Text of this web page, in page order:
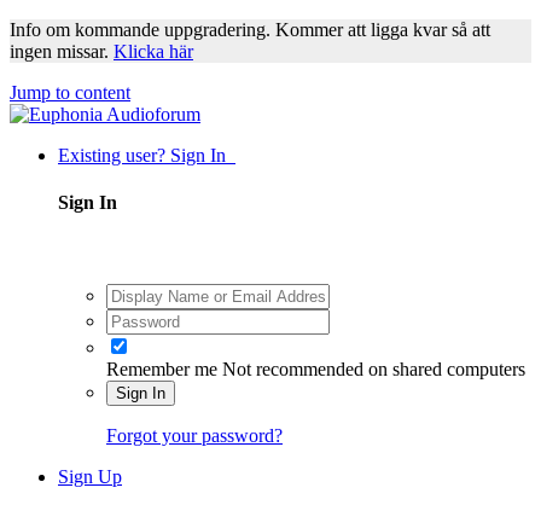
Info om kommande uppgradering. Kommer att ligga kvar så att
ingen missar. Klicka här
Jump to content
Existing user? Sign In
Sign In
Remember me Not recommended on shared computers
Sign In
Forgot your password?
Sign Up